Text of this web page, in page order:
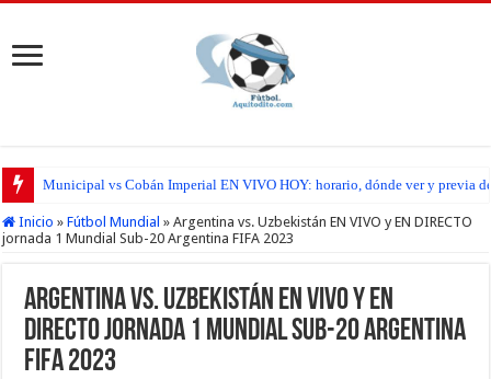
Municipal vs Cobán Imperial EN VIVO HOY: horario, dónde ver y previa
San Pedro FC vs Suchitepéquez EN VIVO HOY: horario, dónde ver y
Inicio » Fútbol Mundial » Argentina vs. Uzbekistán EN VIVO y EN DIRECTO
jornada 1 Mundial Sub-20 Argentina FIFA 2023
Argentina vs. Uzbekistán EN VIVO y EN
DIRECTO jornada 1 Mundial Sub-20 Argentina
FIFA 2023